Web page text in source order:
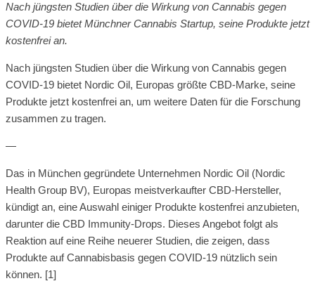
Nach jüngsten Studien über die Wirkung von Cannabis gegen
COVID-19 bietet Münchner Cannabis Startup, seine Produkte jetzt
kostenfrei an.
Nach jüngsten Studien über die Wirkung von Cannabis gegen
COVID-19 bietet Nordic Oil, Europas größte CBD-Marke, seine
Produkte jetzt kostenfrei an, um weitere Daten für die Forschung
zusammen zu tragen.
—
Das in München gegründete Unternehmen Nordic Oil (Nordic
Health Group BV), Europas meistverkaufter CBD-Hersteller,
kündigt an, eine Auswahl einiger Produkte kostenfrei anzubieten,
darunter die CBD Immunity-Drops. Dieses Angebot folgt als
Reaktion auf eine Reihe neuerer Studien, die zeigen, dass
Produkte auf Cannabisbasis gegen COVID-19 nützlich sein
können. [1]